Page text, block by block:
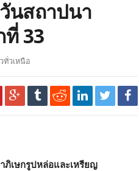
นสถาปนา
33
ทั่วเหนือ
ภิเษกรูปหล่อและเหรียญ